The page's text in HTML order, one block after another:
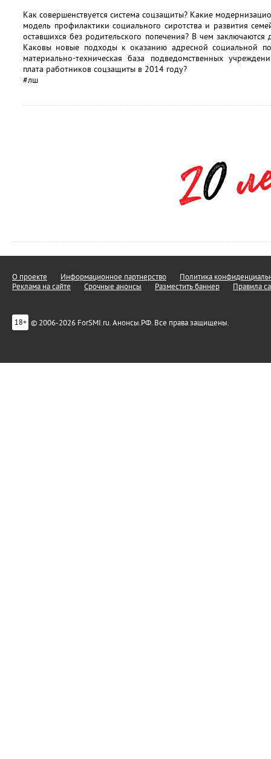
Как совершенствуется система соцзащиты? Какие
модель профилактики социального сиротства и развития
оставшихся без родительского попечения? В чем
Каковы новые подходы к оказанию адресной социальной
материально-техническая база подведомственных
плата работников соцзащиты в 2014 году?
#лш
О проекте Информационное партнерство
Политика
Реклама на сайте
Срочные анонсы Разместить баннер Правила
18+ © 2006-2026 ForSMI.ru. Анонсы.РФ. Все права защищены.